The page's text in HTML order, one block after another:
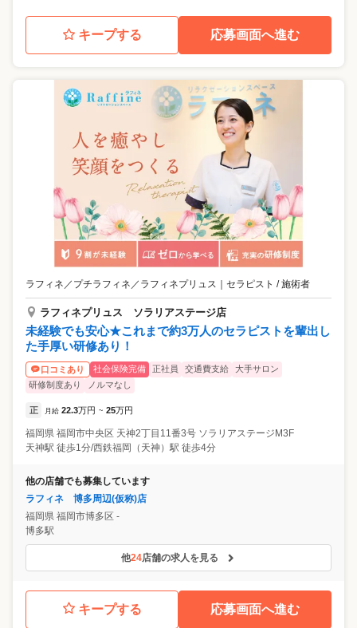
キープする 応募画面へ進む
ラフィネ／プチラフィネ／ラフィネプリュス ｜ セラピスト / 施術者
ラフィネプリュス ソラリアステージ店
未経験でも安心★これまで約3万人のセラピストを輩出し
た手厚い研修あり！
口コミあり 社会保険完備 正社員 交通費支給
大手サロン
研修制度あり
ノルマなし
正 月給 22.3万円 ~ 25万円
福岡県 福岡市中央区 天神2丁目11番3号 ソラリアステージM3F
天神駅 徒歩1分/西鉄福岡（天神）駅 徒歩4分
他の店舗でも募集しています
ラフィネ 博多周辺(仮称)店
福岡県 福岡市博多区 -
博多駅
他24店舗の求人を見る
キープする 応募画面へ進む